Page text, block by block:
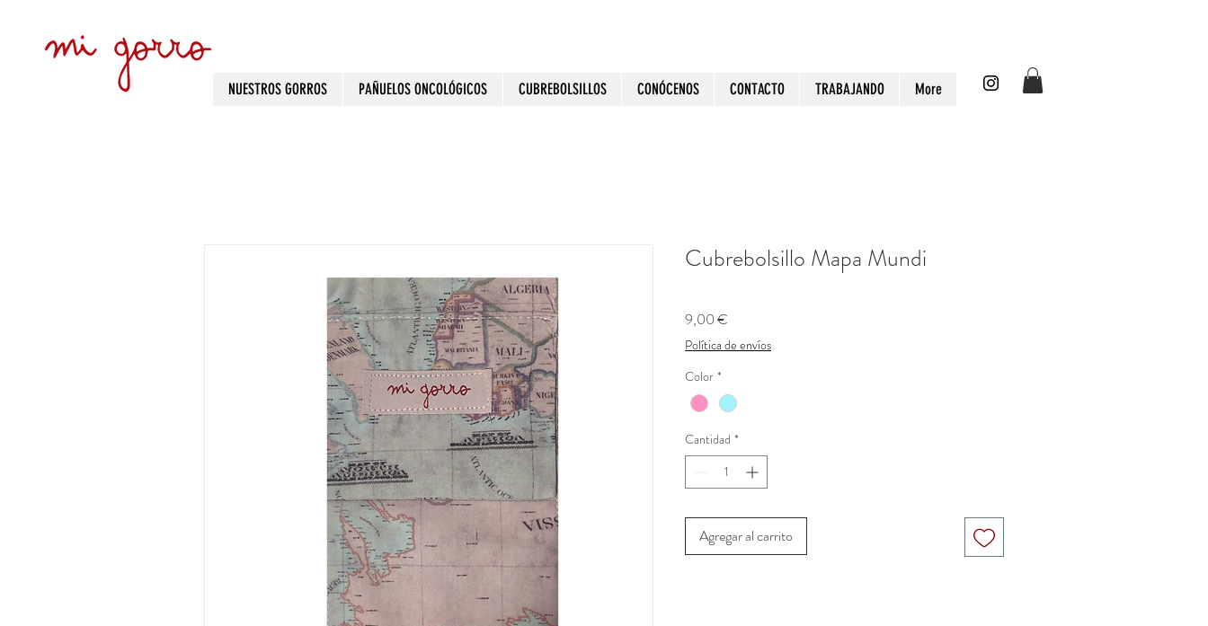
NUESTROS GORROS PAÑUELOS ONCOLÓGICOS CUBREBOLSILLOS CONÓCENOS CONTACTO TRABAJANDO More
Cubrebolsillo Mapa Mundi
9,00 €
Política de envíos
Color *
Cantidad *
Agregar al carrito